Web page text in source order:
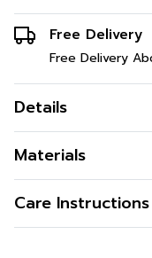
Free Delivery
Free Delivery
Details
Materials
สี
Care Instructions